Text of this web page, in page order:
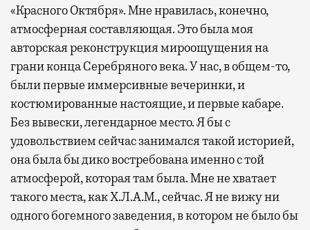
«Красного Октября». Мне нравилась, конечно,
атмосферная составляющая. Это была моя
авторская реконструкция мироощущения на
грани конца Серебряного века. У нас, в общем-то,
были первые иммерсивные вечеринки, и
костюмированные настоящие, и первые кабаре.
Без вывески, легендарное место. Я бы с
удовольствием сейчас занимался такой историей,
она была бы дико востребована именно с той
атмосферой, которая там была. Мне не хватает
такого места, как Х.Л.А.М., сейчас. Я не вижу ни
одного богемного заведения, в котором не было бы